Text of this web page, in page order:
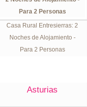
Casa Rural Entresierras: 2
Noches de Alojamiento -
Para 2 Personas
Asturias